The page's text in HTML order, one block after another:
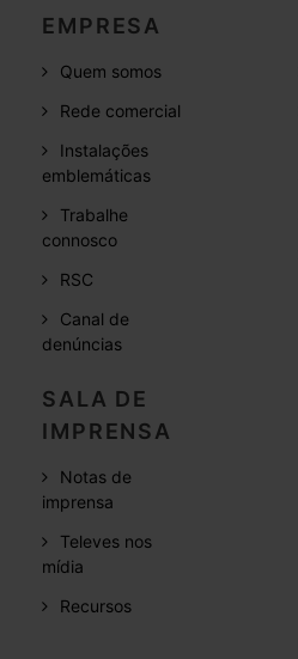
EMPRESA
Quem somos
Rede comercial
Instalações
emblemáticas
Trabalhe
connosco
RSC
Canal de
denúncias
SALA DE
IMPRENSA
Notas de
imprensa
Televes nos
mídia
Recursos